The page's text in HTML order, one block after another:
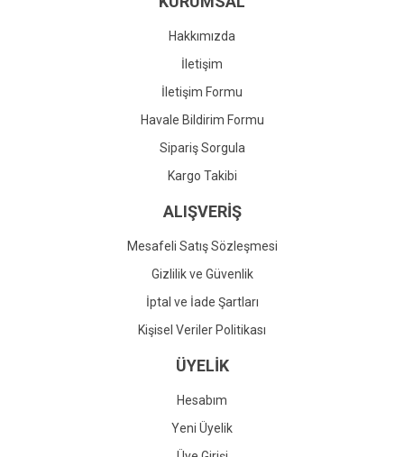
Gönder
Hakkımızda
İletişim
İletişim Formu
Havale Bildirim Formu
Sipariş Sorgula
Kargo Takibi
ALIŞVERİŞ
Mesafeli Satış Sözleşmesi
Gizlilik ve Güvenlik
İptal ve İade Şartları
Kişisel Veriler Politikası
ÜYELİK
Hesabım
Yeni Üyelik